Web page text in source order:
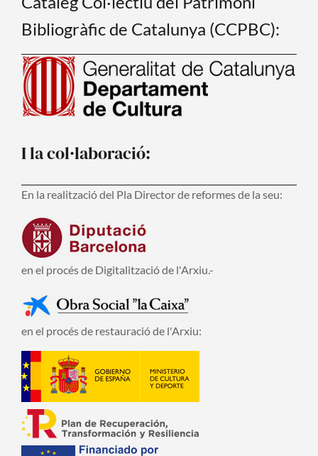
Bibliogràfic de Catalunya (CCPBC):
I la col·laboració:
En la realització del Pla Director de reformes de la seu:
en el procés de Digitalització de l'Arxiu.-
en el procés de restauració de l'Arxiu: